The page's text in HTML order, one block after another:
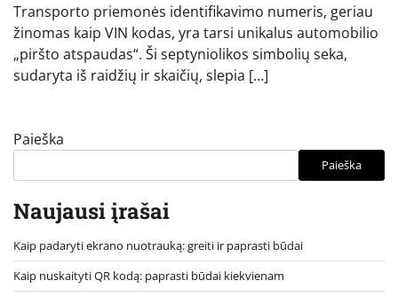
Transporto priemonės identifikavimo numeris, geriau
žinomas kaip VIN kodas, yra tarsi unikalus automobilio
„piršto atspaudas“. Ši septyniolikos simbolių seka,
sudaryta iš raidžių ir skaičių, slepia […]
Paieška
Paieška
Naujausi įrašai
Kaip padaryti ekrano nuotrauką: greiti ir paprasti būdai
Kaip nuskaityti QR kodą: paprasti būdai kiekvienam